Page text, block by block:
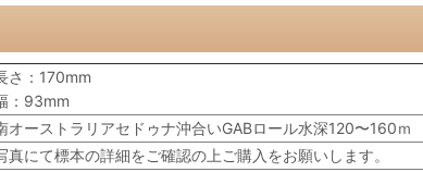
さ：170mm
：93mm
オーストラリアセドゥナ沖合いGABロール水深120〜160ｍ
真にて標本の詳細をご確認の上ご購入をお願いします。